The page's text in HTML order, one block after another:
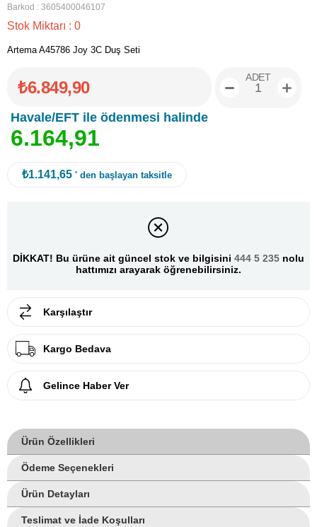
Barkod : 3605400046107
Stok Miktarı : 0
Artema A45786 Joy 3C Duş Seti
₺6.849,90
Havale/EFT ile ödenmesi halinde
6.164,91
ADET
₺1.141,65 ' den başlayan taksitle
DİKKAT! Bu ürüne ait güncel stok ve bilgisini 444 5 235 nolu
hattımızı arayarak öğrenebilirsiniz.
Karşılaştır
Kargo Bedava
Gelince Haber Ver
Ürün Özellikleri
Ödeme Seçenekleri
Ürün Detayları
Teslimat ve İade Koşulları